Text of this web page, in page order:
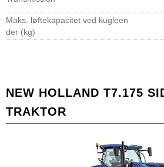
Maks. løftekapacitet ved kugleen
der (kg)
NEW HOLLAND T7.175
TRAKTOR